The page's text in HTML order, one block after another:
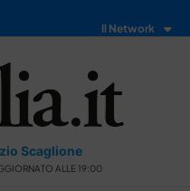
Il Network
Scaglione
ALLE 19:00